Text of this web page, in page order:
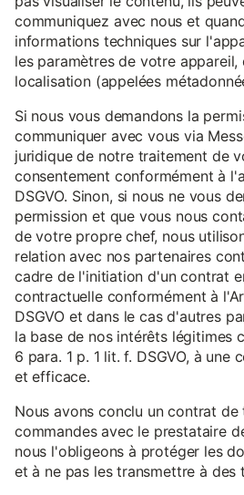
communiquez avec nous et
informations techniques sur
les paramètres de votre
localisation (appelées
Si nous vous demandons la
communiquer avec vous via
juridique de notre traitement de
consentement conformément à
DSGVO. Sinon, si nous ne vous
permission et que vous nous
de votre propre chef, nous
relation avec nos partenaires
cadre de l'initiation d'un contrat
contractuelle conformément à
DSGVO et dans le cas d'autres
la base de nos intérêts légitimes
6 para. 1 p. 1 lit. f. DSGVO, à une
et efficace.
Nous avons conclu un contrat
commandes avec le prestataire
nous l'obligeons à protéger les
et à ne pas les transmettre à des